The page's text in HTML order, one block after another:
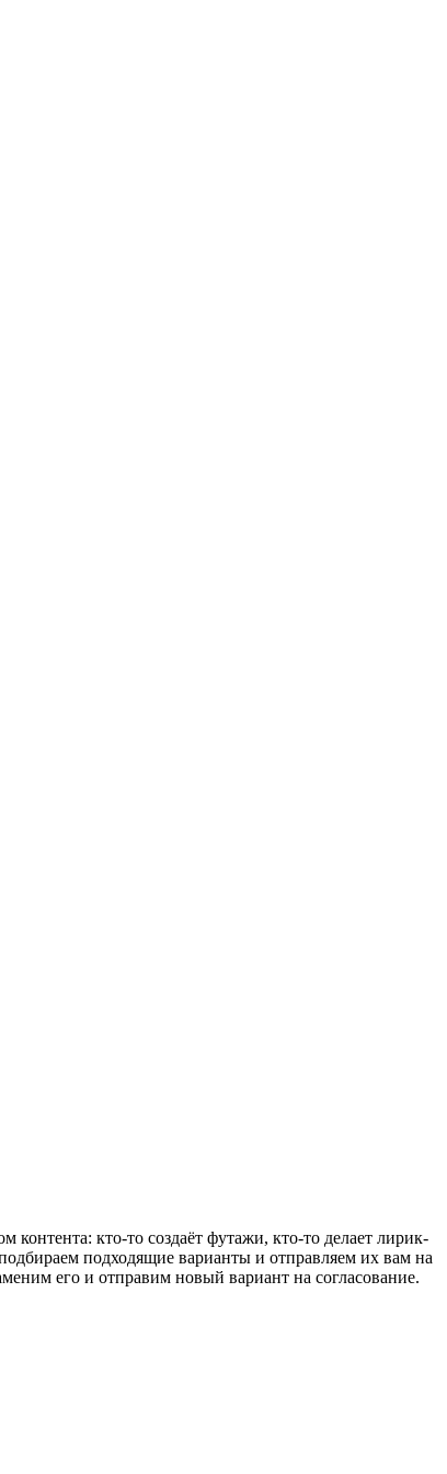
кто-то создаёт футажи, кто-то делает лирик-
подходящие варианты и отправляем их вам на
его и отправим новый вариант на согласование.